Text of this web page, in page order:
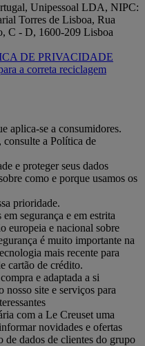
Unipessoal LDA, NIPC:
Torres de Lisboa, Rua
C - D, 1600-209 Lisboa
DE PRIVACIDADE
a correta reciclagem
aplica-se a consumidores.
consulte a Política de
e proteger seus dados
como e porque usamos os
prioridade.
segurança e em estrita
europeia e nacional sobre
é muito importante na
mais recente para
cartão de crédito.
e adaptada a si
nosso site e serviços para
com a Le Creuset uma
novidades e ofertas
de dados de clientes do grupo